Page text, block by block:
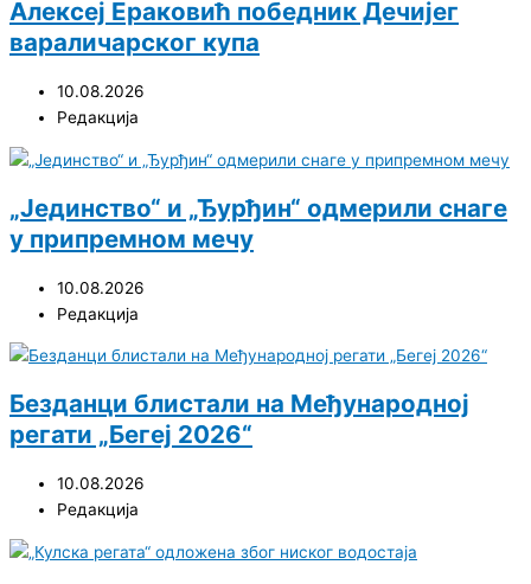
Алексеј Ераковић победник Дечијег
вараличарског купа
10.08.2026
Редакција
„Јединство“ и „Ђурђин“ одмерили снаге
у припремном мечу
10.08.2026
Редакција
Безданци блистали на Међународној
регати „Бегеј 2026“
10.08.2026
Редакција